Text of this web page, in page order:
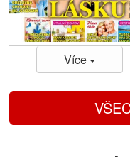
Více